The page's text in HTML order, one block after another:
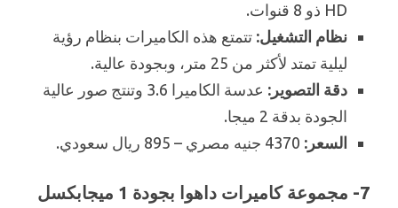
HD ذو 8 قنوات.
نظام التشغيل: تتمتع هذه الكاميرات بنظام رؤية
ليلية تمتد لأكثر من 25 متر، وبجودة عالية.
دقة التصوير:
عدسة الكاميرا 3.6 وتنتج صور عالية
الجودة بدقة 2 ميجا.
السعر:
7- مجموعة كاميرات داهوا بجودة 1 ميجابكسل